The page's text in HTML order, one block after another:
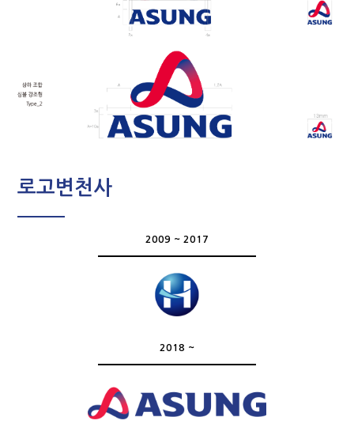
로고변천사
2009 ~ 2017
2018 ~